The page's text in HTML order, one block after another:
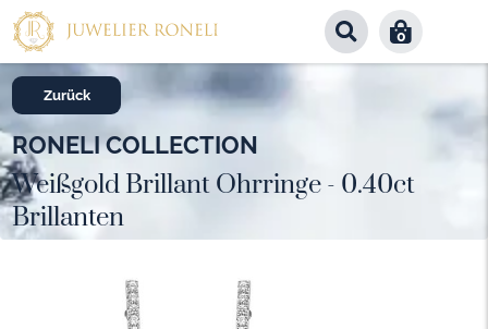
0
Zurück
RONELI COLLECTION
Weißgold Brillant Ohrringe - 0.40ct
Brillanten